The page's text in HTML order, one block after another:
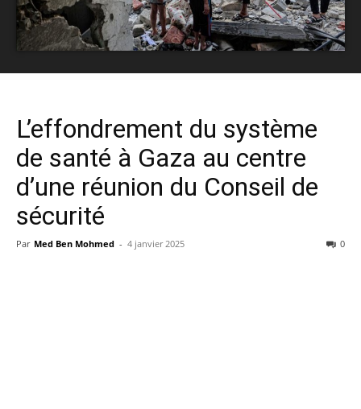
L’effondrement du système
de santé à Gaza au centre
d’une réunion du Conseil de
sécurité
Par Med Ben Mohmed - 4 janvier 2025 0